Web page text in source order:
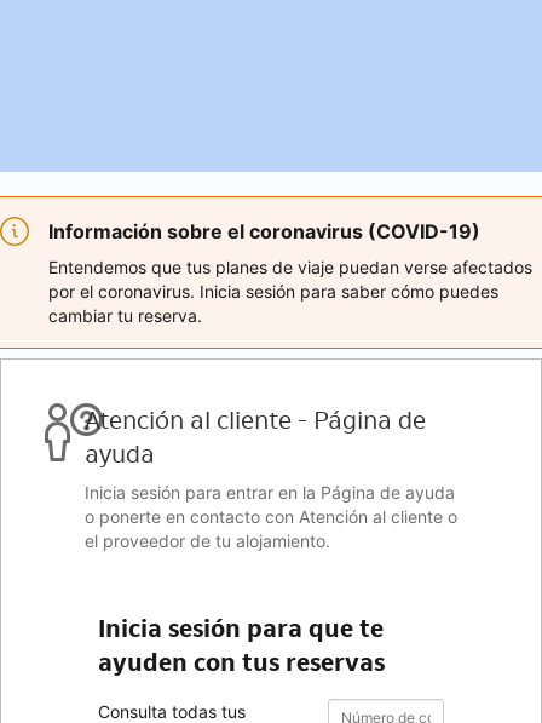
Información sobre el coronavirus (COVID-19)
Entendemos que tus planes de viaje puedan verse afectados
por el coronavirus. Inicia sesión para saber cómo puedes
cambiar tu reserva.
Atención al cliente - Página de
ayuda
Inicia sesión para entrar en la Página de ayuda
o ponerte en contacto con Atención al cliente o
el proveedor de tu alojamiento.
Inicia sesión para que te
ayuden con tus reservas
Consulta todas tus
Número
Número